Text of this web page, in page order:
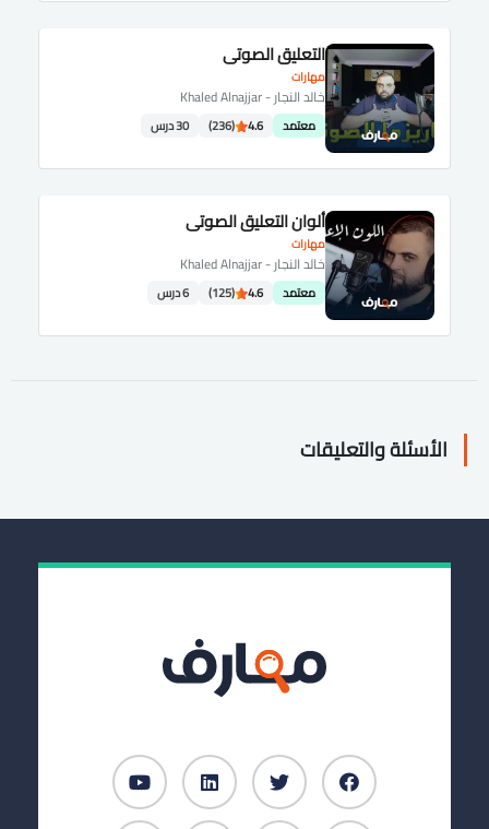
مهارات
التعليق الصوتي
خالد النجار - Khaled Alnajjar
معتمد 4.6
(236) 30 درس
مهارات
ألوان التعليق الصوتي
خالد النجار - Khaled Alnajjar
معتمد 4.6
(125) 6 درس
الأسئلة والتعليقات